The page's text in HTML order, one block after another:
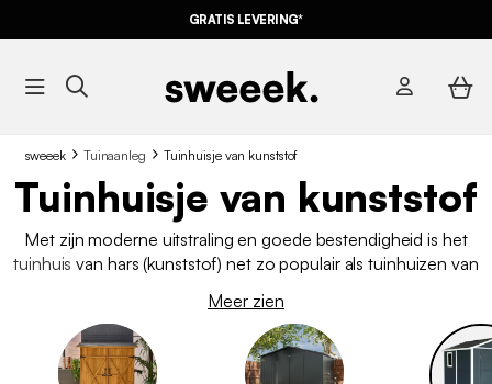
GRATIS LEVERING*
sweeek Tuinaanleg Tuinhuisje van kunststof
Tuinhuisje van kunststof
Met zijn moderne uitstraling en goede bestendigheid is het
tuinhuis van hars (kunststof) net zo populair als tuinhuizen van
ofkinderspeelgoed
u nu behoefte heeft aan een grote opslagruimte of slechts
een kleine bergruimte, in onze catalogus vindt u verschillende
Meer zien